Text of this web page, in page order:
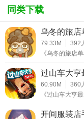
同类下载
乌冬的旅店
79.33M 392
《乌冬的旅店
过山车大亨
60.90M 360
《过山车大亨
开间服装店